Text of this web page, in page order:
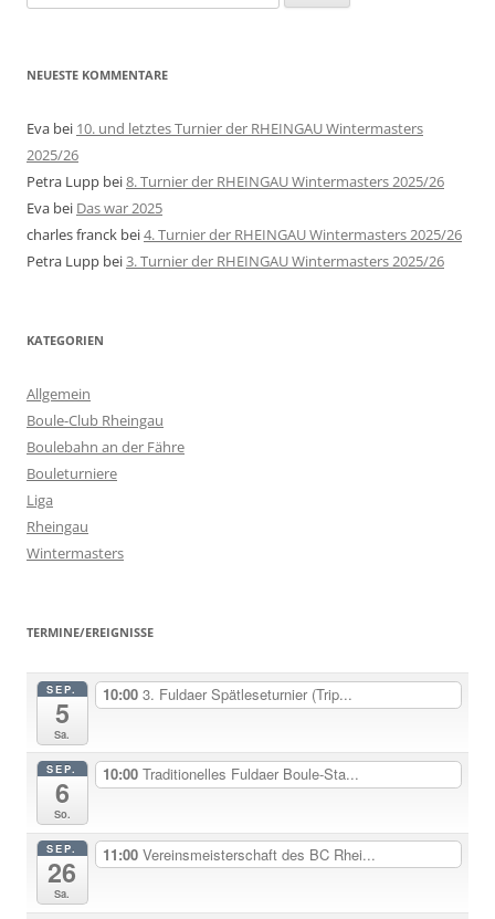
nach:
NEUESTE KOMMENTARE
Eva bei 10. und letztes Turnier der RHEINGAU Wintermasters
2025/26
Petra Lupp bei8. Turnier der RHEINGAU Wintermasters 2025/26
Eva bei Das war 2025
charles franck bei4. Turnier der RHEINGAU Wintermasters 2025/26
Petra Lupp bei3. Turnier der RHEINGAU Wintermasters 2025/26
KATEGORIEN
Allgemein
Boule-Club Rheingau
Boulebahn an der Fähre
Bouleturniere
Liga
Rheingau
Wintermasters
TERMINE/EREIGNISSE
SEP.
5
Sa.
10:00 3. Fuldaer Spätleseturnier (Trip...
SEP.
6
So.
10:00 Traditionelles Fuldaer Boule-Sta...
SEP.
26
Sa.
11:00 Vereinsmeisterschaft des BC Rhei...